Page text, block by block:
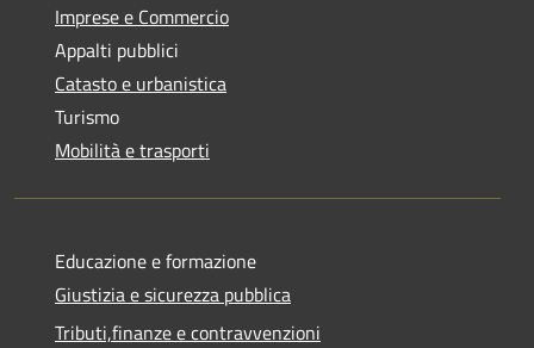
Imprese e Commercio
Appalti pubblici
Catasto e urbanistica
Turismo
Mobilità e trasporti
Educazione e formazione
Giustizia e sicurezza pubblica
Tributi,finanze e contravvenzioni